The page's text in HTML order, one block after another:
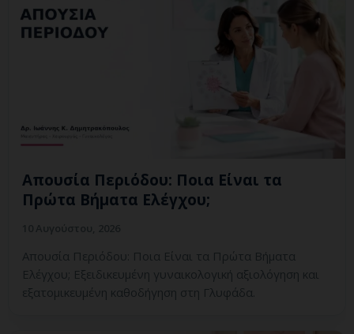
Απουσία Περιόδου: Ποια Είναι τα
Πρώτα Βήματα Ελέγχου;
Απουσία Περιόδου: Ποια Είναι τα Πρώτα Βήματα
Ελέγχου; Εξειδικευμένη γυναικολογική αξιολόγηση και
εξατομικευμένη καθοδήγηση στη Γλυφάδα.